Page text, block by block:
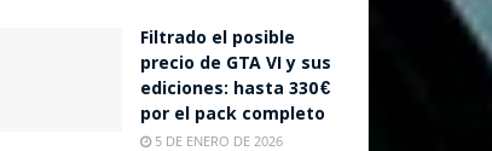
Filtrado el posible
precio de GTA VI y sus
ediciones: hasta 330 €
por el pack completo
5 DE ENERO DE 2026